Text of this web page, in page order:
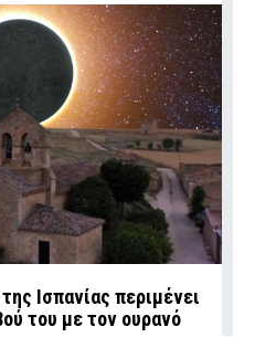
Ισπανίας περιμένει
του με τον ουρανό